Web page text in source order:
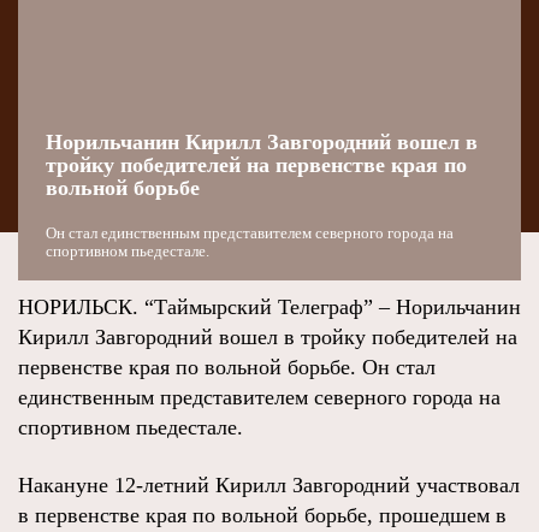
Норильчанин Кирилл Завгородний вошел в
тройку победителей на первенстве края по
вольной борьбе
Он стал единственным представителем северного города на
спортивном пьедестале.
НОРИЛЬСК. “Таймырский Телеграф” – Норильчанин
Кирилл Завгородний вошел в тройку победителей на
первенстве края по вольной борьбе. Он стал
единственным представителем северного города на
спортивном пьедестале.
Накануне 12-летний Кирилл Завгородний участвовал
в первенстве края по вольной борьбе, прошедшем в